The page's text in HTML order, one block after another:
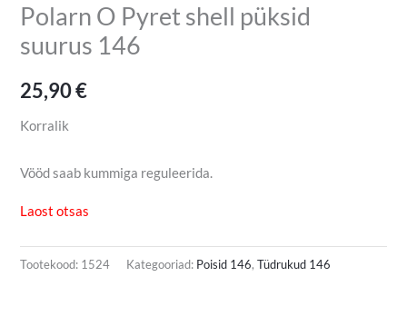
Polarn O Pyret shell püksid
suurus 146
25,90€
Korralik
Vööd saab kummiga reguleerida.
Laost otsas
Tootekood: 1524 Kategooriad: Poisid 146,Tüdrukud 146